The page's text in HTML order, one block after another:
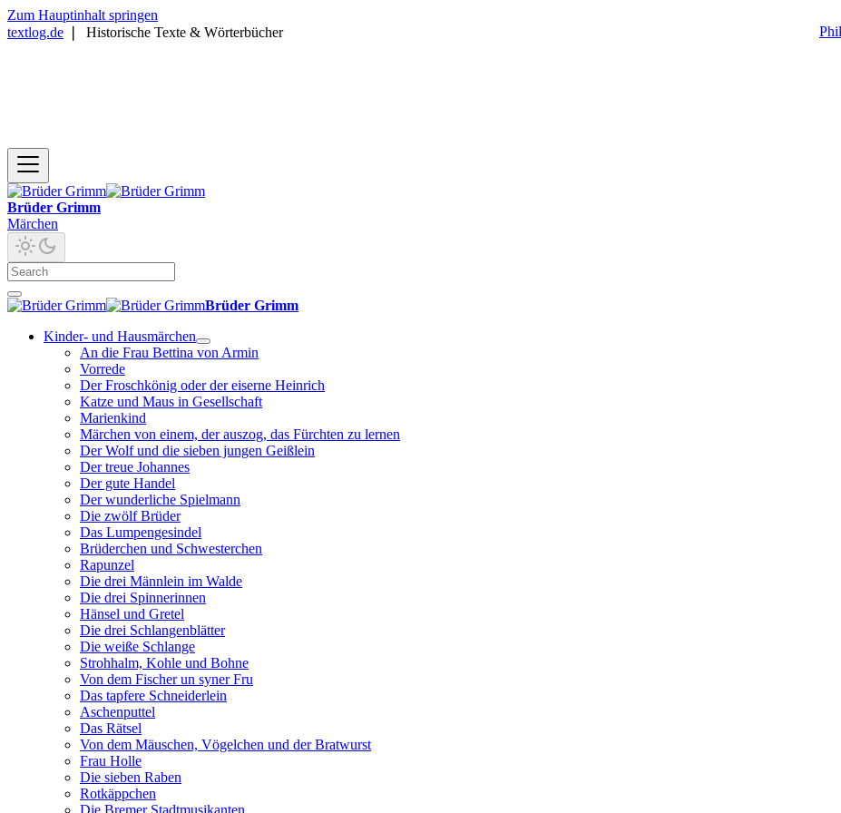
Zum Hauptinhalt springen
textlog.de
Historische Texte & Wörterbücher
Brüder Grimm
Märchen
Brüder Grimm
Kinder- und Hausmärchen
An die Frau Bettina von Armin
Vorrede
Der Froschkönig oder der eiserne Heinrich
Katze und Maus in Gesellschaft
Marienkind
Märchen von einem, der auszog, das Fürchten zu lernen
Der Wolf und die sieben jungen Geißlein
Der treue Johannes
Der gute Handel
Der wunderliche Spielmann
Die zwölf Brüder
Das Lumpengesindel
Brüderchen und Schwesterchen
Rapunzel
Die drei Männlein im Walde
Die drei Spinnerinnen
Hänsel und Gretel
Die drei Schlangenblätter
Die weiße Schlange
Strohhalm, Kohle und Bohne
Von dem Fischer un syner Fru
Das tapfere Schneiderlein
Aschenputtel
Das Rätsel
Von dem Mäuschen, Vögelchen und der Bratwurst
Frau Holle
Die sieben Raben
Rotkäppchen
Die Bremer Stadtmusikanten